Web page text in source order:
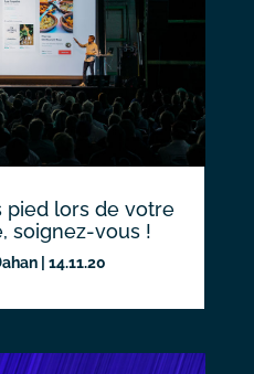
pied lors de votre
soignez-vous !
|14.11.20